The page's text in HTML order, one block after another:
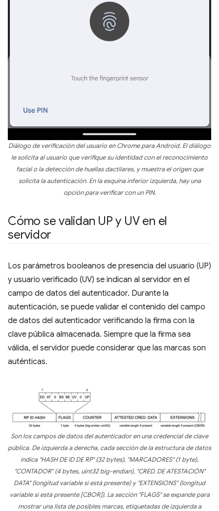
Diálogo de verificación del usuario en Chrome para Android. El diálogo
le solicita al usuario que verifique su identidad con el reconocimiento
facial o la detección de huellas dactilares, y muestra el origen que
solicita la autenticación. En la esquina inferior izquierda, hay una
opción para verificar con un PIN.
Cómo se validan UP y UV en el
servidor
Los parámetros booleanos de presencia del usuario (UP)
y usuario verificado (UV) se indican al servidor en el
campo de datos del autenticador. Durante la
autenticación, se puede validar el contenido del campo
de datos del autenticador verificando la firma con la
clave pública almacenada. Siempre que la firma sea
válida, el servidor puede considerar que las marcas son
auténticas.
Son los campos de datos del autenticador en una credencial de clave
pública. De izquierda a derecha, cada sección de la estructura de datos
indica "HASH DE ID DE RP" (32 bytes), "MARCADORES" (1 byte),
"CONTADOR" (4 bytes, uint32 big-endian), "CRED. DE ATESTACIÓN"
DATA" (longitud variable si está presente) y "EXTENSIONS" (longitud
variable si está presente [CBOR]). La sección "FLAGS" se expande para
mostrar una lista de posibles marcas, etiquetadas de izquierda a